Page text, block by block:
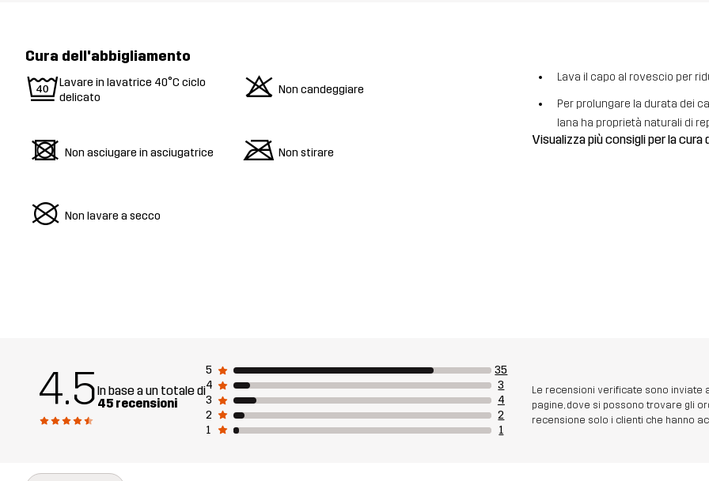
Cura dell'abbigliamento
9Lavare in lavatrice 40°C ciclo
delicato
o Non candeggiare
d Non asciugare in asciugatrice m Non stirare
U Non lavare a secco
Lava il capo al rovescio per
Per prolungare la durata dei
lana ha proprietà naturali di
Visualizza più consigli per la cura
4.5In base a un totale di
45 recensioni
5
35
4
3
3
4
2
2
1
1
Le recensioni verificate sono inviate
pagine, dove si possono trovare gli
recensione solo i clienti che hanno